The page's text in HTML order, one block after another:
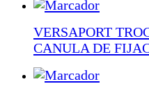
VERSAPORT
CANULA DE